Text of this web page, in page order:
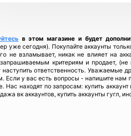
в этом магазине и будет
уже сегодня). Покупайте аккаунты
не взламывает, никак не влияет на
критериям и продает,
ответственность. Уважаемые
Если у вас есть вопросы - напишите нам
Нас находят по запросам: купить аккаунт
вк аккаунтов, купить аккаунты гугл,